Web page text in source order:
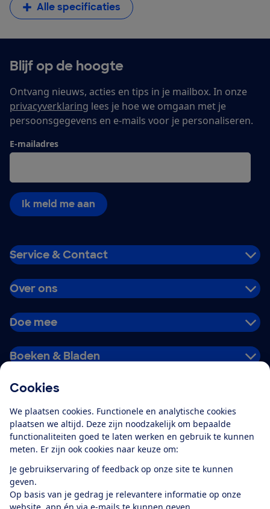
Cookies
We plaatsen cookies. Functionele en analytische cookies
plaatsen we altijd. Deze zijn noodzakelijk om bepaalde
functionaliteiten goed te laten werken en gebruik te kunnen
meten. Er zijn ook cookies naar keuze om:
Je gebruikservaring of feedback op onze site te kunnen
geven.
Op basis van je gedrag je relevantere informatie op onze
Alle specificaties
Blijf op de hoogte
Ontvang nieuws, acties en tips in je mailbox. In onze
privacyverklaring lees je hoe we omgaan met je
persoonsgegevens en e-mails voor je personaliseren.
E-mailadres
Ik meld me aan
Service & Contact
Over ons
Doe mee
Boeken & Bladen
Alles over de
app